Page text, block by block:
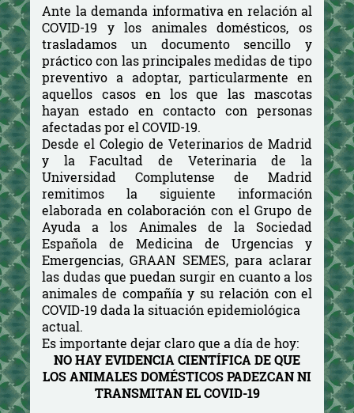
Ante la demanda informativa en relación al
COVID-19 y los animales domésticos, os
trasladamos un documento sencillo y
práctico con las principales medidas de tipo
preventivo a adoptar, particularmente en
aquellos casos en los que las mascotas
hayan estado en contacto con personas
afectadas por el COVID-19.
Desde el Colegio de Veterinarios de Madrid
y la Facultad de Veterinaria de la
Universidad Complutense de Madrid
remitimos la siguiente información
elaborada en colaboración con el Grupo de
Ayuda a los Animales de la Sociedad
Española de Medicina de Urgencias y
Emergencias, GRAAN SEMES, para aclarar
las dudas que puedan surgir en cuanto a los
animales de compañía y su relación con el
COVID-19 dada la situación epidemiológica
actual.
Es importante dejar claro que a día de hoy:
NO HAY EVIDENCIA CIENTÍFICA DE QUE
LOS ANIMALES DOMÉSTICOS PADEZCAN NI
TRANSMITAN EL COVID-19